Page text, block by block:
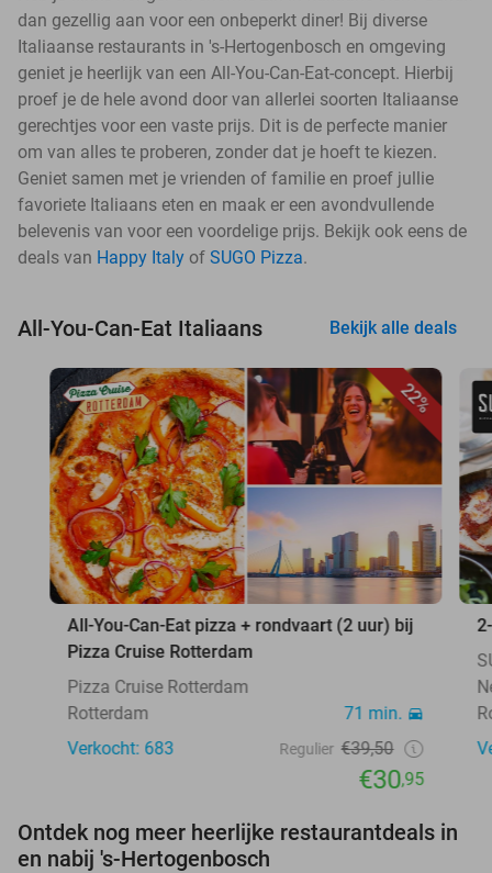
dan gezellig aan voor een onbeperkt diner! Bij diverse
Italiaanse restaurants in 's-Hertogenbosch en omgeving
geniet je heerlijk van een All-You-Can-Eat-concept. Hierbij
proef je de hele avond door van allerlei soorten Italiaanse
gerechtjes voor een vaste prijs. Dit is de perfecte manier
om van alles te proberen, zonder dat je hoeft te kiezen.
Geniet samen met je vrienden of familie en proef jullie
favoriete Italiaans eten en maak er een avondvullende
belevenis van voor een voordelige prijs. Bekijk ook eens de
deals van Happy Italy of SUGO Pizza.
All-You-Can-Eat Italiaans Bekijk alle deals
22%
All-You-Can-Eat pizza + rondvaart (2 uur) bij
Pizza Cruise Rotterdam
Pizza Cruise Rotterdam
Rotterdam
71 min.
Verkocht: 683
Regulier €39,50
€30,95
Ontdek nog meer heerlijke restaurantdeals in
en nabij 's-Hertogenbosch